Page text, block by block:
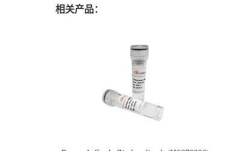
相关产品：